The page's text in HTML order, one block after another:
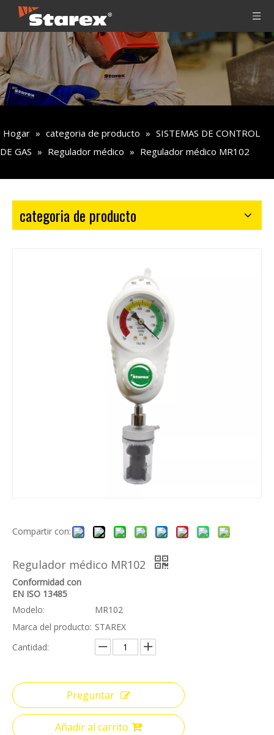
Hogar » categoria de producto » SISTEMAS DE CONTROL
DE GAS » Regulador médico » Regulador médico MR102
categoria de producto
Compartir con:
Regulador médico MR102
Conformidad con
EN ISO 13485
Modelo:
MR102
Marca del producto: STAREX
Cantidad:
Preguntar
Añadir al carrito